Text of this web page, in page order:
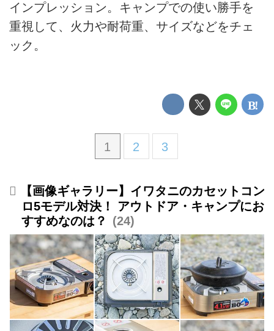
インプレッション。キャンプでの使い勝手を
重視して、火力や耐荷重、サイズなどをチェ
ック。
1 2 3
【画像ギャラリー】イワタニのカセットコン
ロ5モデル対決！ アウトドア・キャンプにお
すすめなのは？
24